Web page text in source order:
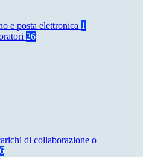
e posta elettronica 1
26
di collaborazione o